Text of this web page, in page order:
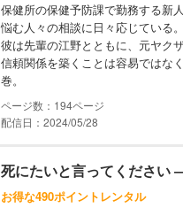
保健所の保健予防課で勤務する新
悩む人々の相談に日々応じている。
彼は先輩の江野とともに、元ヤク
信頼関係を築くことは容易では
巻。
194
配信日：2024/05/28
死にたいと言ってくださ
お得な490ポイントレンタル